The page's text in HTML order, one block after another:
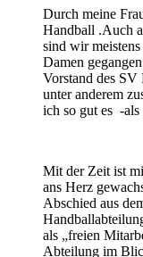
Durch meine
Handball .Auch
sind wir
Damen
Vorstand des
unter anderem
ich so gut es -
Mit der Zeit ist
ans Herz
Abschied aus
als „freien
Abteilung im